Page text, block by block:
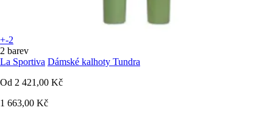
+-2
2 barev
La Sportiva Dámské kalhoty Tundra
Od 2 421,00 Kč
1 663,00 Kč